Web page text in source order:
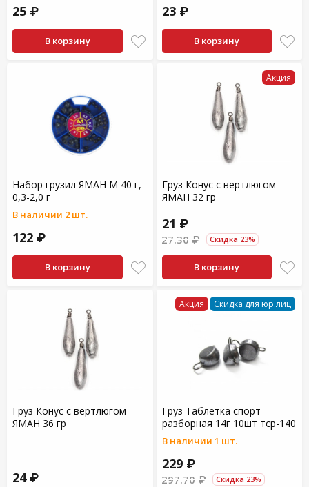
25 ₽
В корзину
23 ₽
В корзину
Набор грузил ЯМАН M 40 г,
0,3-2,0 г
В наличии 2 шт.
122 ₽
В корзину
Акция
Груз Конус с вертлюгом
ЯМАН 32 гр
21 ₽
27.30 ₽ Скидка 23%
В корзину
Груз Конус с вертлюгом
ЯМАН 36 гр
24 ₽
Акция Скидка для юр.лиц
Груз Таблетка спорт
разборная 14г 10шт тср-140
В наличии 1 шт.
229 ₽
297.70 ₽ Скидка 23%